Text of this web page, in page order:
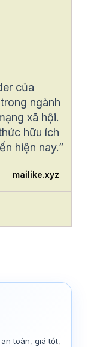
của
ngành
xã hội.
hữu ích
hiện nay.”
mailike.xyz
an toàn, giá tốt,